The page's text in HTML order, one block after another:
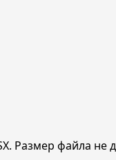
Размер файла